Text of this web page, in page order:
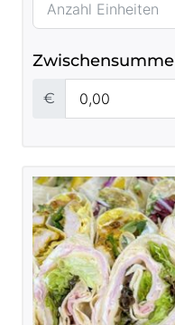
Zwischensumme
€